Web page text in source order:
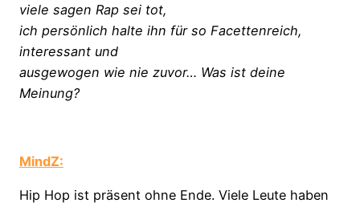
viele sagen Rap sei tot,
ich persönlich halte ihn für so Facettenreich,
interessant und
ausgewogen wie nie zuvor… Was ist deine
Meinung?
MindZ:
Hip Hop ist präsent ohne Ende. Viele Leute haben